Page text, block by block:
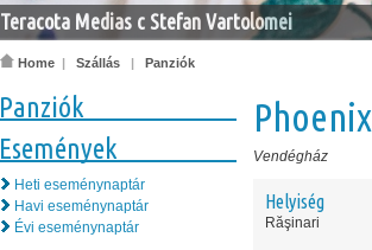
Teracota Medias c Stefan Vartolomei
Home | Szállás | Panziók
Panziók
Események
Heti eseménynaptár
Havi eseménynaptár
Évi eseménynaptár
Phoenix
Vendégház
Helyiség
Răşinari